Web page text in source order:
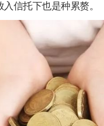
信托下也是种累赘。